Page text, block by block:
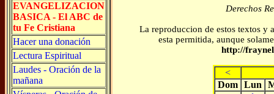
EVANGELIZACION
BASICA - El ABC de
tu Fe Cristiana
Hacer una donación
Lectura Espiritual
Laudes - Oración de la
mañana
Derechos
La reproduccion de estos textos y
esta permitida, aunque
http://
<
Dom Lun